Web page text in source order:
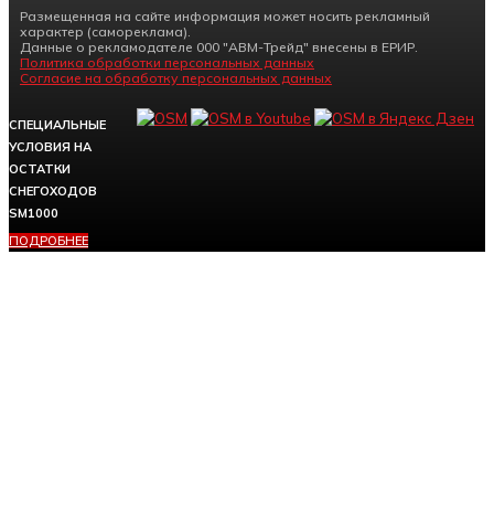
Размещенная на сайте информация может носить рекламный
характер (самореклама).
Данные о рекламодателе 000 "АВМ-Трейд" внесены в ЕРИР.
Политика обработки персональных данных
Согласие на обработку персональных данных
СПЕЦИАЛЬНЫЕ
УСЛОВИЯ НА
ОСТАТКИ
СНЕГОХОДОВ
SM1000
ПОДРОБНЕЕ